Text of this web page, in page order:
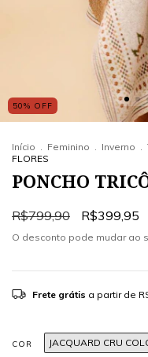
50% OFF
Início . Feminino . Inverno .
FLORES
PONCHO
R$799,90 R$399,95
O desconto pode mudar ao
Frete grátis a partir de
COR JACQUARD CRU